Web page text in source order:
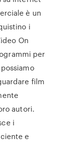
è un
i
On
per
film
autori.
i
e